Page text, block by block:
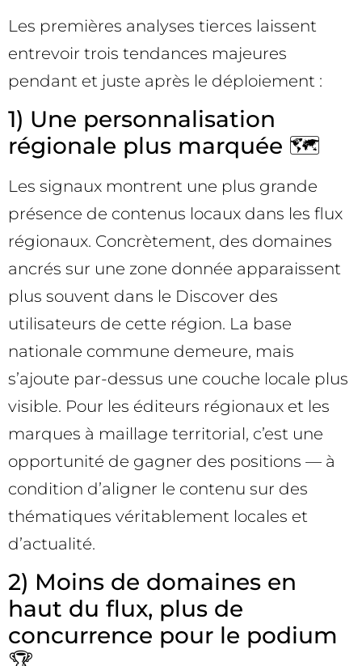
Les premières analyses tierces laissent
entrevoir trois tendances majeures
pendant et juste après le déploiement :
1) Une personnalisation
régionale plus marquée 🗺️
Les signaux montrent une plus grande
présence de contenus locaux dans les flux
régionaux. Concrètement, des domaines
ancrés sur une zone donnée apparaissent
plus souvent dans le Discover des
utilisateurs de cette région. La base
nationale commune demeure, mais
s’ajoute par-dessus une couche locale plus
visible. Pour les éditeurs régionaux et les
marques à maillage territorial, c’est une
opportunité de gagner des positions — à
condition d’aligner le contenu sur des
thématiques véritablement locales et
d’actualité.
2) Moins de domaines en
haut du flux, plus de
concurrence pour le podium